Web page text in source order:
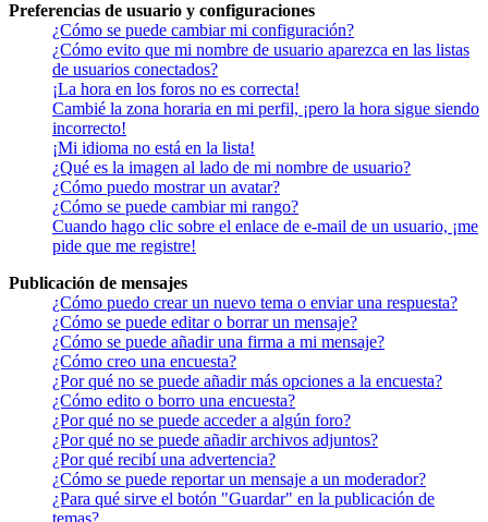
Preferencias de usuario y configuraciones
¿Cómo se puede cambiar mi configuración?
¿Cómo evito que mi nombre de usuario aparezca en las listas
de usuarios conectados?
¡La hora en los foros no es correcta!
Cambié la zona horaria en mi perfil, ¡pero la hora sigue siendo
incorrecto!
¡Mi idioma no está en la lista!
¿Qué es la imagen al lado de mi nombre de usuario?
¿Cómo puedo mostrar un avatar?
¿Cómo se puede cambiar mi rango?
Cuando hago clic sobre el enlace de e-mail de un usuario, ¡me
pide que me registre!
Publicación de mensajes
¿Cómo puedo crear un nuevo tema o enviar una respuesta?
¿Cómo se puede editar o borrar un mensaje?
¿Cómo se puede añadir una firma a mi mensaje?
¿Cómo creo una encuesta?
¿Por qué no se puede añadir más opciones a la encuesta?
¿Cómo edito o borro una encuesta?
¿Por qué no se puede acceder a algún foro?
¿Por qué no se puede añadir archivos adjuntos?
¿Por qué recibí una advertencia?
¿Cómo se puede reportar un mensaje a un moderador?
¿Para qué sirve el botón "Guardar" en la publicación de